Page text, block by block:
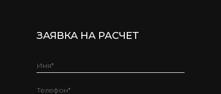
ЗАЯВКА НА РАСЧЕТ